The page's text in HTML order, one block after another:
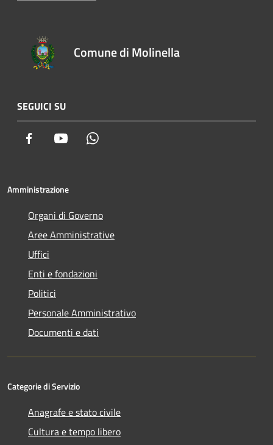
Comune di Molinella
SEGUICI SU
Facebook Youtube
Amministrazione
Organi di Governo
Aree Amministrative
Uffici
Enti e fondazioni
Politici
Personale Amministrativo
Documenti e dati
Categorie di Servizio
Anagrafe e stato civile
Cultura e tempo libero